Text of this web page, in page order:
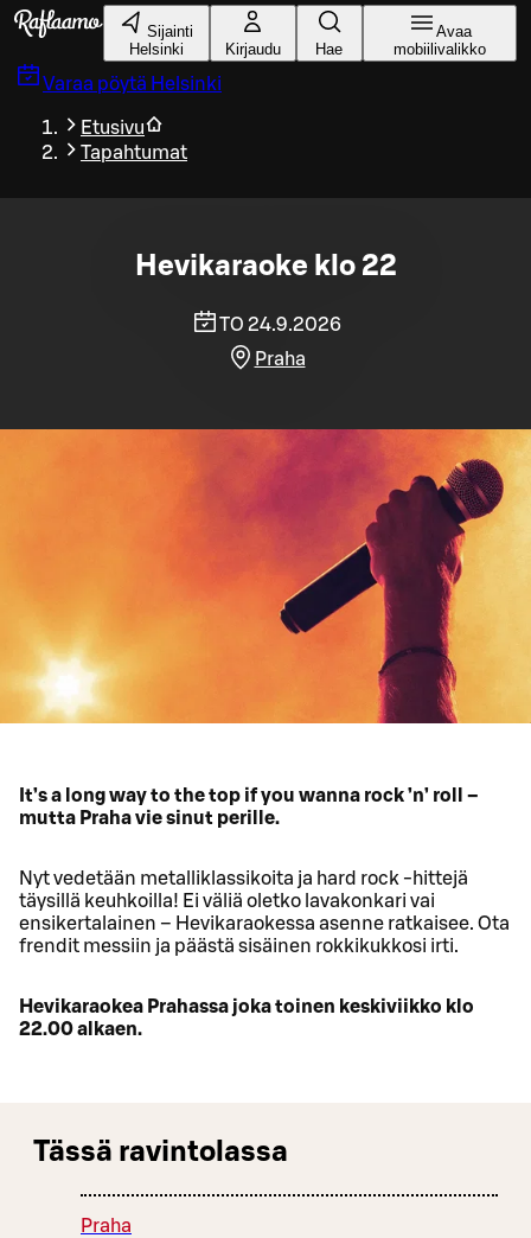
Siirry pääsisältöön
Sijainti
Helsinki
Kirjaudu Hae
Avaa
mobiilivalikko
Varaa pöytä Helsinki
Etusivu
Tapahtumat
Hevikaraoke klo 22
TO 24.9.2026
Praha
It’s a long way to the top if you wanna rock ’n’ roll –
mutta Praha vie sinut perille.
Nyt vedetään metalliklassikoita ja hard rock -hittejä
täysillä keuhkoilla! Ei väliä oletko lavakonkari vai
ensikertalainen – Hevikaraokessa asenne ratkaisee. Ota
frendit messiin ja päästä sisäinen rokkikukkosi irti.
Hevikaraokea Prahassa joka toinen keskiviikko klo
22.00 alkaen.
Tässä ravintolassa
Praha